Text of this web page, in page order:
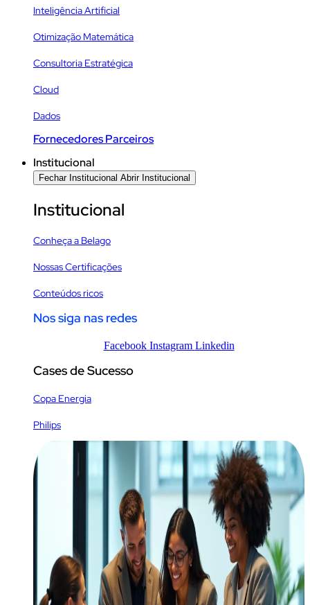
Inteligência Artificial
Otimização Matemática
Consultoria Estratégica
Cloud
Dados
Fornecedores Parceiros
Institucional
Fechar Institucional Abrir Institucional
Institucional
Conheça a Belago
Nossas Certificações
Conteúdos ricos
Nos siga nas redes
Facebook Instagram Linkedin
Cases de Sucesso
Copa Energia
Philips